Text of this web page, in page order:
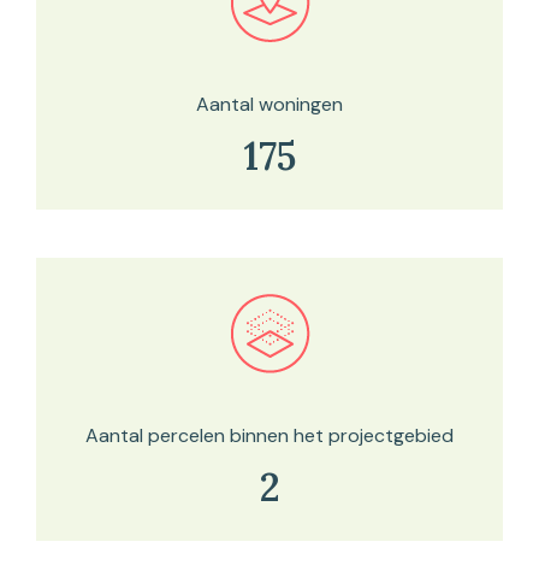
Bekijk in onze kaartviewer
Aantal woningen
175
Bekijk in onze kaartviewer
Aantal percelen binnen het projectgebied
2